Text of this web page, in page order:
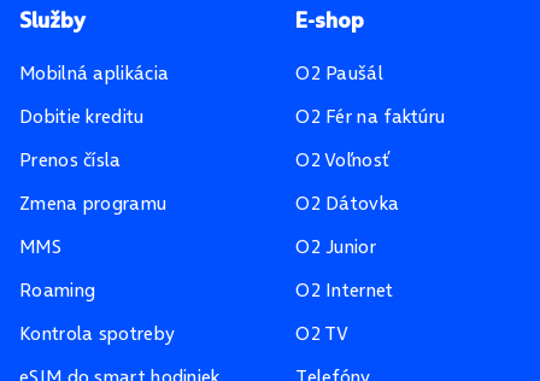
Pätička stránky
Služby
Mobilná aplikácia
Dobitie kreditu
Prenos čísla
Zmena programu
MMS
Roaming
Kontrola spotreby
E-shop
O2 Paušál
O2 Fér na faktúru
O2 Voľnosť
O2 Dátovka
O2 Junior
O2 Internet
O2 TV